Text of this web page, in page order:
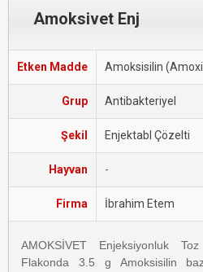
Amoksivet Enj
Etken Madde Amoksisilin
Grup Antibakteriyel
Şekil Enjektabl Çözelti
Hayvan -
Firma İbrahim Etem
AMOKSİVET Enjeksiyonluk
Flakonda 3.5 g Amoksisilin